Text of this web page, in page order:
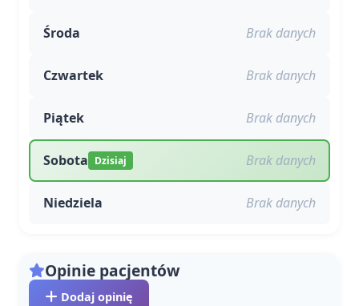
Środa Brak danych
Czwartek Brak danych
Piątek Brak danych
Sobota Dzisiaj Brak danych
Niedziela Brak danych
Opinie pacjentów
Dodaj opinię